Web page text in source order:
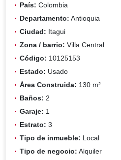
País: Colombia
Departamento: Antioquia
Ciudad: Itagui
Zona / barrio: Villa Central
Código: 10125153
Estado: Usado
Área Construida: 130 m²
Baños: 2
Garaje: 1
Estrato: 3
Tipo de inmueble: Local
Tipo de negocio: Alquiler